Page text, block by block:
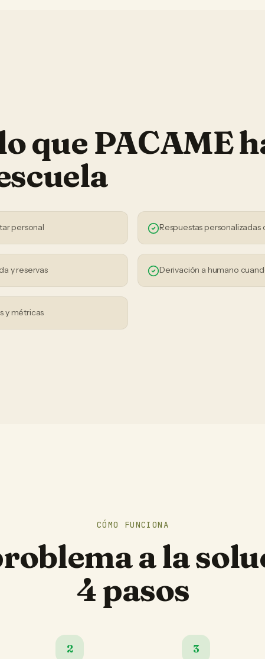
que PACAME
personal Respuestas personalizadas
y reservas Derivación a humano
y métricas
CÓMO FUNCIONA
a la
4 pasos
2 3